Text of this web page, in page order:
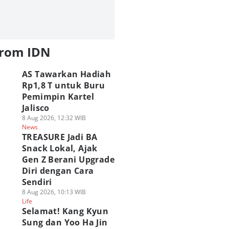
IDN
AS Tawarkan Hadiah
Rp1,8 T untuk Buru
Pemimpin Kartel
Jalisco
8 Aug 2026, 12:32 WIB
News
TREASURE Jadi BA
Snack Lokal, Ajak
Gen Z Berani Upgrade
Diri dengan Cara
Sendiri
8 Aug 2026, 10:13 WIB
Life
Selamat! Kang Kyun
Sung dan Yoo Ha Jin